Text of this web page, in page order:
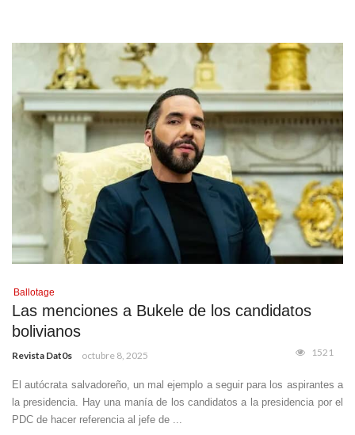
Ballotage
Las menciones a Bukele de los candidatos
bolivianos
Revista Dat0s octubre 8, 2025 1521
El autócrata salvadoreño, un mal ejemplo a seguir para los aspirantes a
la presidencia. Hay una manía de los candidatos a la presidencia por el
PDC de hacer referencia al jefe de ...